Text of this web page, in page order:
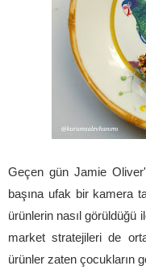
Geçen gün Jamie
başına ufak bir kamera
ürünlerin nasıl görüldüğü
market stratejileri de
ürünler zaten çocukların